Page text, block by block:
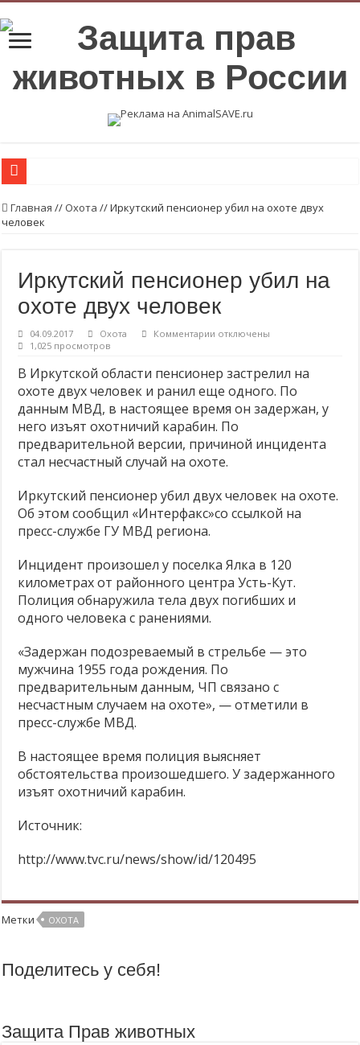
Мифы о волках
Беременность на убой
Вегетарианские продукты с высоким содержанием протеинов.
Пожалуйста, стерилизуйте животных
Стерилизуйте животных
Молоко — без слёз коров и телят! ❤
Продажа кошек, собак и кроликов запрещена!
Главная // Охота //Иркутский пенсионер убил на охоте двух
человек
Иркутский пенсионер убил на
охоте двух человек
04.09.2017 Охота Комментарии к
пенсионер
убил
на
охоте
двух
человек
отключены
1,025 просмотров
В Иркутской области пенсионер застрелил на
охоте двух человек и ранил еще одного. По
данным МВД, в настоящее время он задержан, у
него изъят охотничий карабин. По
предварительной версии, причиной инцидента
стал несчастный случай на охоте.
Иркутский пенсионер убил двух человек на охоте.
Об этом сообщил «Интерфакс»со ссылкой на
пресс-службе ГУ МВД региона.
Инцидент произошел у поселка Ялка в 120
километрах от районного центра Усть-Кут.
Полиция обнаружила тела двух погибших и
одного человека с ранениями.
«Задержан подозреваемый в стрельбе — это
мужчина 1955 года рождения. По
предварительным данным, ЧП связано с
несчастным случаем на охоте», — отметили в
пресс-службе МВД.
В настоящее время полиция выясняет
обстоятельства произошедшего. У задержанного
изъят охотничий карабин.
Источник:
http://www.tvc.ru/news/show/id/120495
Метки ОХОТА
Поделитесь у себя!
Защита Прав животных